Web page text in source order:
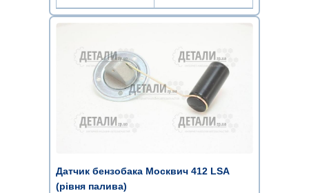
Датчик бензобака Москвич 412 LSA
(рівня палива)